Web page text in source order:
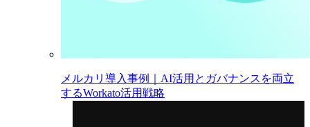
メルカリ導入事例｜AI活用とガバナンスを両立
するWorkato活用戦略